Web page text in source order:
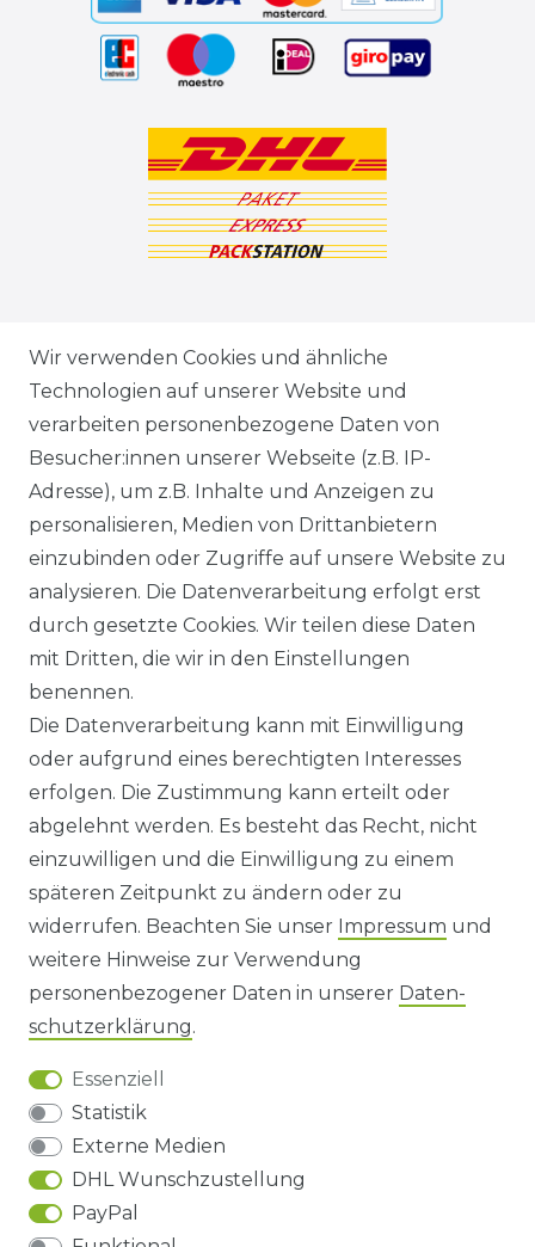
VERSANDARTEN & -KOSTEN
GEWERBETREIBENDE?
HILFE
KONTAKT
ANFAHRT
WIDERRUFS­FORMULAR
HINWEISE ZUR BATTERIEENTSORGUNG
IMPRESSUM
AGB UND KUNDENINFORMATIONEN
DATENSCHUTZERKLÄRUNG
BARRIEREFREIHEIT
Impressum Daten­schutz­erklärung
Wir verwenden Cookies und ähnliche
Technologien auf unserer Website und
verarbeiten personenbezogene Daten von
Besucher:innen unserer Webseite (z.B. IP-
Adresse), um z.B. Inhalte und Anzeigen zu
personalisieren, Medien von Drittanbietern
einzubinden oder Zugriffe auf unsere Website zu
analysieren. Die Datenverarbeitung erfolgt erst
durch gesetzte Cookies. Wir teilen diese Daten
mit Dritten, die wir in den Einstellungen
benennen.
Die Datenverarbeitung kann mit Einwilligung
oder aufgrund eines berechtigten Interesses
erfolgen. Die Zustimmung kann erteilt oder
abgelehnt werden. Es besteht das Recht, nicht
einzuwilligen und die Einwilligung zu einem
späteren Zeitpunkt zu ändern oder zu
widerrufen. Beachten Sie unser Impressum und
weitere Hinweise zur Verwendung
personenbezogener Daten in unserer Daten­
schutz­erklärung.
Essenziell
Statistik
Externe Medien
DHL Wunschzustellung
PayPal